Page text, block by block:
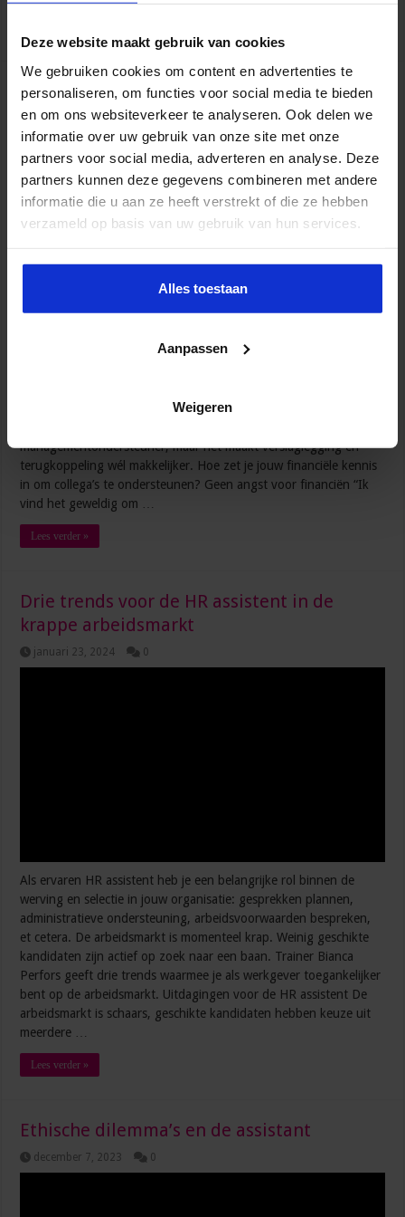
Deze website maakt gebruik van cookies
We gebruiken cookies om content en advertenties te
personaliseren, om functies voor social media te bieden
en om ons websiteverkeer te analyseren. Ook delen we
informatie over uw gebruik van onze site met onze
partners voor social media, adverteren en analyse. Deze
partners kunnen deze gegevens combineren met andere
informatie die u aan ze heeft verstrekt of die ze hebben
verzameld op basis van uw gebruik van hun services.
Alles toestaan
Aanpassen
Weigeren
Hoe ondersteun je collega’s met jouw
financiële kennis?
maart 8, 2024 0
het gesprek volgen en notuleren lastig is. Finance is niet het
managementondersteuner, maar het maakt verslaglegging en
terugkoppeling wél makkelijker. Hoe zet je jouw financiële kennis
in om collega’s te ondersteunen? Geen angst voor financiën “Ik
vind het geweldig om …
Lees verder »
Drie trends voor de HR assistent in de
krappe arbeidsmarkt
januari 23, 2024 0
Als ervaren HR assistent heb je een belangrijke rol binnen de
werving en selectie in jouw organisatie: gesprekken plannen,
administratieve ondersteuning, arbeidsvoorwaarden bespreken,
et cetera. De arbeidsmarkt is momenteel krap. Weinig geschikte
kandidaten zijn actief op zoek naar een baan. Trainer Bianca
Perfors geeft drie trends waarmee je als werkgever toegankelijker
bent op de arbeidsmarkt. Uitdagingen voor de HR assistent De
arbeidsmarkt is schaars, geschikte kandidaten hebben keuze uit
meerdere …
Lees verder »
Ethische dilemma’s en de assistant
december 7, 2023 0